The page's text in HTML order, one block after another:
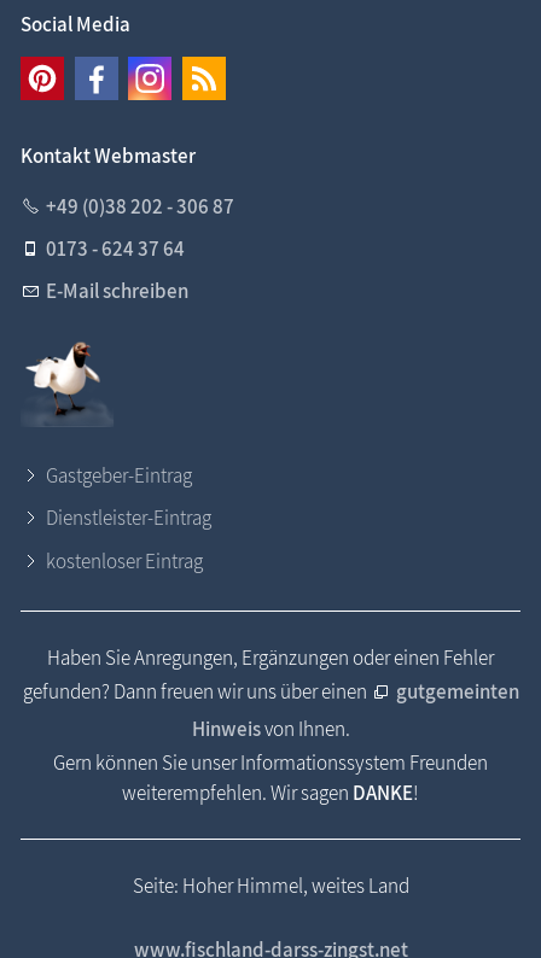
Social Media
Kontakt Webmaster
+49 (0)38 202 - 306 87
0173 - 624 37 64
E-Mail schreiben
Gastgeber-Eintrag
Dienstleister-Eintrag
kostenloser Eintrag
Haben Sie Anregungen, Ergänzungen oder einen Fehler
gefunden? Dann freuen wir uns über einen
gutgemeinten
Hinweisvon Ihnen.
Gern können Sie unser Informationssystem Freunden
weiterempfehlen. Wir sagen DANKE!
Seite: Hoher Himmel, weites Land
www.fischland-darss-zingst.net